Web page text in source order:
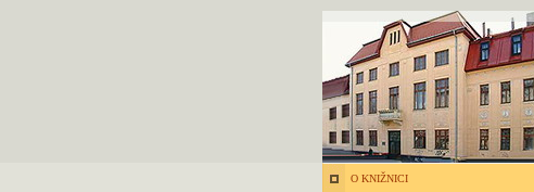
O KNIŽNICI